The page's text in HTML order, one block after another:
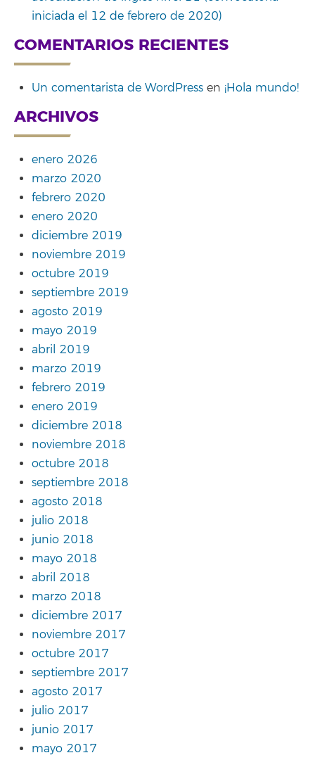
iniciada el 12 de febrero de 2020)
COMENTARIOS RECIENTES
Un comentarista de WordPress en ¡Hola mundo!
ARCHIVOS
enero 2026
marzo 2020
febrero 2020
enero 2020
diciembre 2019
noviembre 2019
octubre 2019
septiembre 2019
agosto 2019
mayo 2019
abril 2019
marzo 2019
febrero 2019
enero 2019
diciembre 2018
noviembre 2018
octubre 2018
septiembre 2018
agosto 2018
julio 2018
junio 2018
mayo 2018
abril 2018
marzo 2018
diciembre 2017
noviembre 2017
octubre 2017
septiembre 2017
agosto 2017
julio 2017
junio 2017
mayo 2017